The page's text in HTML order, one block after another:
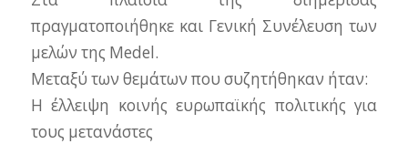
πραγματοποιήθηκε και Γενική Συνέλευση των
μελών της Medel.
Μεταξύ των θεμάτων που συζητήθηκαν ήταν:
Η έλλειψη κοινής ευρωπαϊκής πολιτικής για
τους μετανάστες